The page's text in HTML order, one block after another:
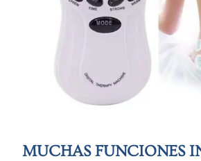
MUCHAS FUNCIONES